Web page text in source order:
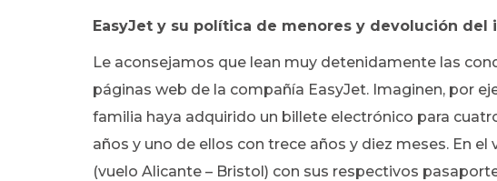
EasyJet y su política de menores y devolución
Le aconsejamos que lean muy detenidamente las
páginas web de la compañía EasyJet. Imaginen, por
familia haya adquirido un billete electrónico para
años y uno de ellos con trece años y diez meses. En
(vuelo Alicante – Bristol) con sus respectivos